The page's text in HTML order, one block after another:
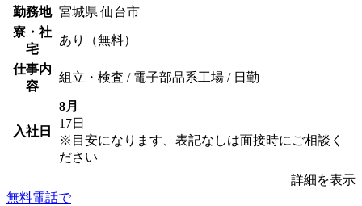
勤務地 宮城県 仙台市
寮・社
宅
あり（無料）
仕事内
容
組立・検査 / 電子部品系工場 / 日勤
入社日
8月
17日
※目安になります、表記なしは面接時にご相談く
ださい
詳細を表示
無料電話で